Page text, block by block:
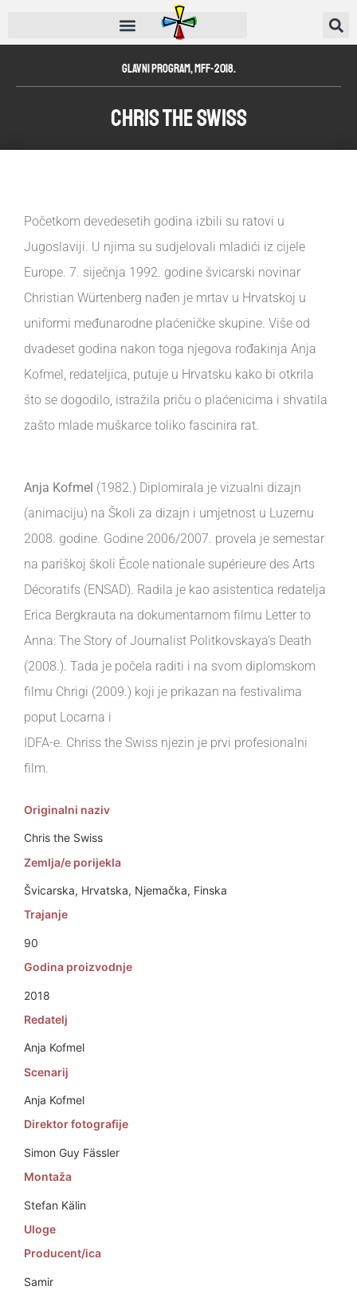
Glavni program,MFF-2018.
Chris the Swiss
Originalni naziv
Chris the Swiss
Zemlja/e porijekla
Švicarska, Hrvatska, Njemačka, Finska
Trajanje
90
Godina proizvodnje
2018
Redatelj
Anja Kofmel
Scenarij
Anja Kofmel
Direktor fotografije
Simon Guy Fässler
Montaža
Stefan Kälin
Uloge
Producent/ica
Samir
Početkom devedesetih godina izbili su ratovi u
Jugoslaviji. U njima su sudjelovali mladići iz cijele
Europe. 7. siječnja 1992. godine švicarski novinar
Christian Würtenberg nađen je mrtav u Hrvatskoj u
uniformi međunarodne plaćeničke skupine. Više od
dvadeset godina nakon toga njegova rođakinja Anja
Kofmel, redateljica, putuje u Hrvatsku kako bi otkrila
što se dogodilo, istražila priču o plaćenicima i shvatila
zašto mlade muškarce toliko fascinira rat.
Anja Kofmel (1982.) Diplomirala je vizualni dizajn
(animaciju) na Školi za dizajn i umjetnost u Luzernu
2008. godine. Godine 2006/2007. provela je semestar
na pariškoj školi École nationale supérieure des Arts
Décoratifs (ENSAD). Radila je kao asistentica redatelja
Erica Bergkrauta na dokumentarnom filmu Letter to
Anna: The Story of Journalist Politkovskaya’s Death
(2008.). Tada je počela raditi i na svom diplomskom
filmu Chrigi (2009.) koji je prikazan na festivalima
poput Locarna i
IDFA-e. Chriss the Swiss njezin je prvi profesionalni
film.